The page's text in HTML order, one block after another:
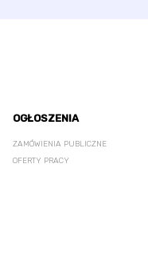
OGŁOSZENIA
ZAMÓWIENIA PUBLICZNE
OFERTY PRACY